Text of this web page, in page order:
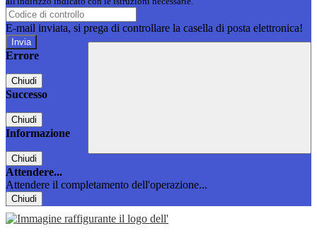
E-mail inviata, si prega di controllare la casella di posta elettronica!
Errore
Chiudi
Successo
Chiudi
Informazione
Chiudi
Attendere...
Attendere il completamento dell'operazione...
Chiudi